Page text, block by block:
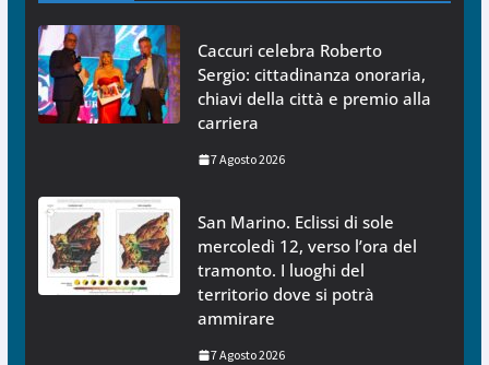
Caccuri celebra Roberto
Sergio: cittadinanza onoraria,
chiavi della città e premio alla
carriera
7 Agosto 2026
San Marino. Eclissi di sole
mercoledì 12, verso l’ora del
tramonto. I luoghi del
territorio dove si potrà
ammirare
7 Agosto 2026